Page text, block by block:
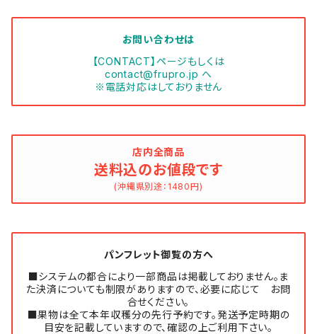
お問い合わせは
【CONTACT】ページもしくは
contact@frupro.jp へ
※電話対応はしておりません
店内全商品
送料込のお値段です
(沖縄県別途：1480円)
パンフレット御覧の方へ
■システムの都合により一部商品は掲載しておりません。ま
た決済についても制限がありますので、必要に応じて お問
合せください。
■果物は全て本年収穫分の先行予約です。発送予定時期の
目安を記載していますので、確認の上ご利用下さい。